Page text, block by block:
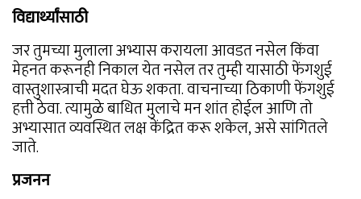
विद्यार्थ्यांसाठी
जर तुमच्या मुलाला अभ्यास करायला आवडत नसेल किंवा
मेहनत करूनही निकाल येत नसेल तर तुम्ही यासाठी फेंगशुई
वास्तुशास्त्राची मदत घेऊ शकता. वाचनाच्या ठिकाणी फेंगशुई
हत्ती ठेवा. त्यामुळे बाधित मुलाचे मन शांत होईल आणि तो
अभ्यासात व्यवस्थित लक्ष केंद्रित करू शकेल, असे सांगितले
जाते.
प्रजनन